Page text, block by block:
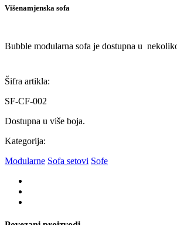
Višenamjenska sofa
Bubble modularna sofa je dostupna u
Šifra artikla:
SF-CF-002
Dostupna u više boja.
Kategorija:
Modularne Sofa setovi Sofe